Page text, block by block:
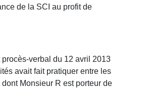
de la SCI au profit de
procès-verbal du 12 avril 2013
avait fait pratiquer entre les
Monsieur R est porteur de